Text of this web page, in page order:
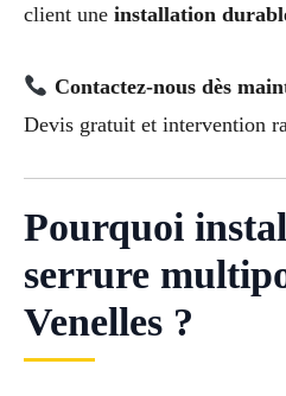
client une installation
Contactez-nous dès
Devis gratuit et intervention
Pourquoi
serrure
Venelles ?